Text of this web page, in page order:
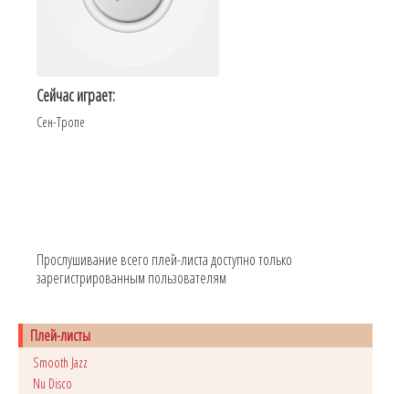
Сейчас играет:
Сен-Тропе
Прослушивание всего плей-листа доступно только
зарегистрированным пользователям
Плей-листы
Smooth Jazz
Nu Disco